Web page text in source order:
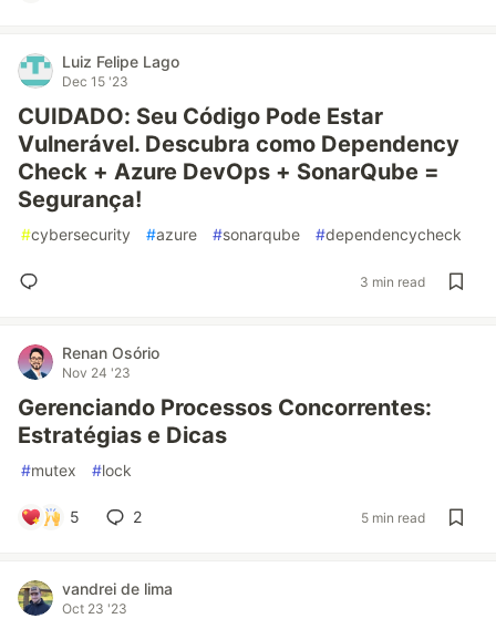
Luiz Felipe Lago
Dec 15 '23
CUIDADO: Seu Código Pode Estar
Vulnerável. Descubra como Dependency
Check + Azure DevOps + SonarQube =
Segurança!
#cybersecurity #azure #sonarqube #dependencycheck
3 min read
Renan Osório
Nov 24 '23
Gerenciando Processos Concorrentes:
Estratégias e Dicas
#mutex #lock
5 2 5 min read
vandrei de lima
Oct 23 '23